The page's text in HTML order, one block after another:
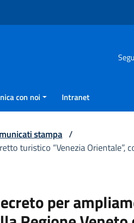
con noi Intranet
stampa /
turistico “Venezia Orientale”,
per